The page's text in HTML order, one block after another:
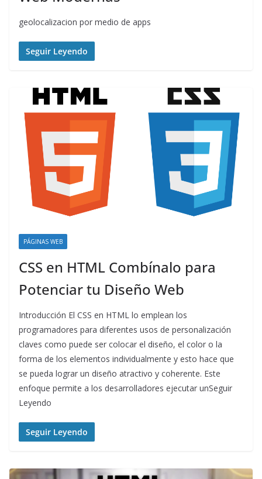
geolocalizacion por medio de apps
Seguir Leyendo
PÁGINAS WEB
CSS en HTML Combínalo para
Potenciar tu Diseño Web
Introducción El CSS en HTML lo emplean los
programadores para diferentes usos de personalización
claves como puede ser colocar el diseño, el color o la
forma de los elementos individualmente y esto hace que
se pueda lograr un diseño atractivo y coherente. Este
enfoque permite a los desarrolladores ejecutar unSeguir
Leyendo
Seguir Leyendo